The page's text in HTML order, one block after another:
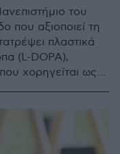
του
που αξιοποιεί τη
πλαστικά
(L-DOPA),
χορηγείται ως